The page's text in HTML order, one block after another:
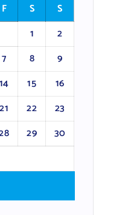
F S
S
1
2
7 8
9
14 15
16
21 22
23
29
30